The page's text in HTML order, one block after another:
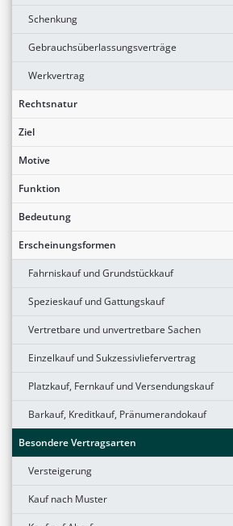
Schenkung
Gebrauchsüberlassungsverträge
Werkvertrag
Rechtsnatur
Ziel
Motive
Funktion
Bedeutung
Erscheinungsformen
Fahrniskauf und Grundstückkauf
Spezieskauf und Gattungskauf
Vertretbare und unvertretbare Sachen
Einzelkauf und Sukzessivliefervertrag
Platzkauf, Fernkauf und Versendungskauf
Barkauf, Kreditkauf, Pränumerandokauf
Besondere Vertragsarten
Versteigerung
Kauf nach Muster